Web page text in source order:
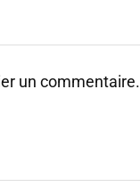
un commentaire.